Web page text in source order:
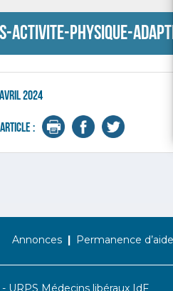
activite-physique-
2024
:
Annonces Permanence
URPS Médecins libéraux IdF